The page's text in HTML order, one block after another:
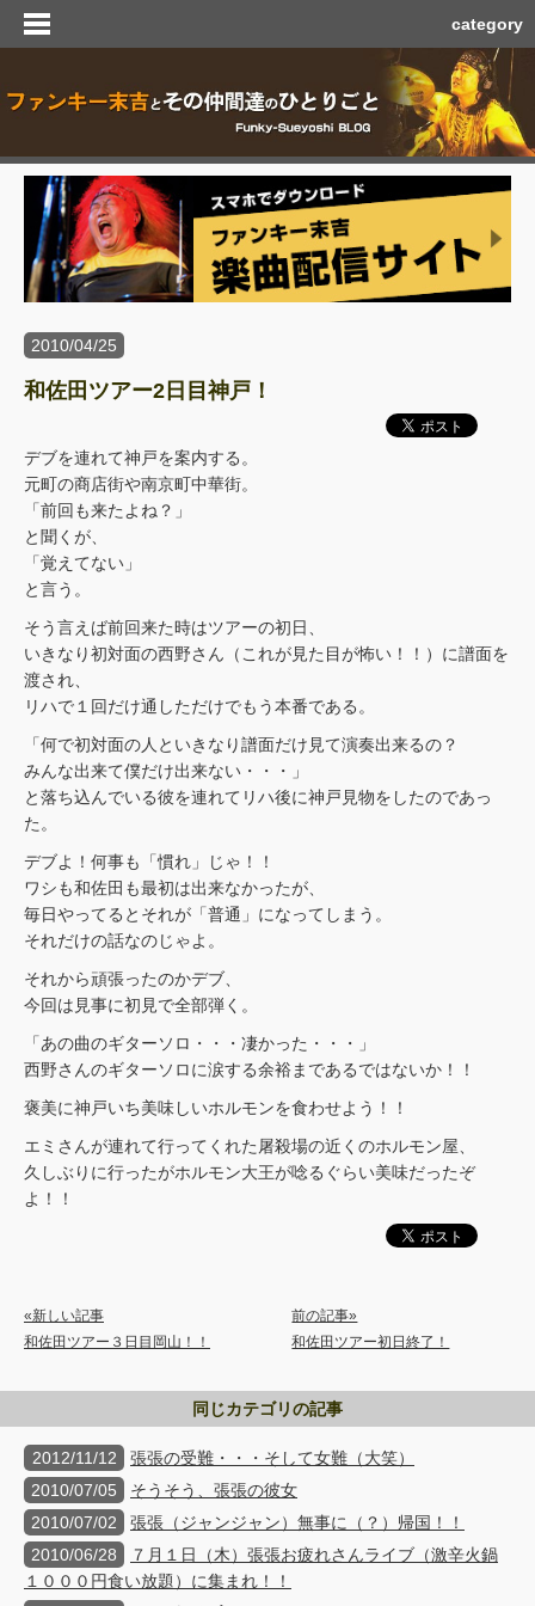
category
2010/04/25
和佐田ツアー2日目神戸！
デブを連れて神戸を案内する。
元町の商店街や南京町中華街。
「前回も来たよね？」
と聞くが、
「覚えてない」
と言う。
そう言えば前回来た時はツアーの初日、
いきなり初対面の西野さん（これが見た目が怖い！！）に譜面を
渡され、
リハで１回だけ通しただけでもう本番である。
「何で初対面の人といきなり譜面だけ見て演奏出来るの？
みんな出来て僕だけ出来ない・・・」
と落ち込んでいる彼を連れてリハ後に神戸見物をしたのであっ
た。
デブよ！何事も「慣れ」じゃ！！
ワシも和佐田も最初は出来なかったが、
毎日やってるとそれが「普通」になってしまう。
それだけの話なのじゃよ。
それから頑張ったのかデブ、
今回は見事に初見で全部弾く。
「あの曲のギターソロ・・・凄かった・・・」
西野さんのギターソロに涙する余裕まであるではないか！！
褒美に神戸いち美味しいホルモンを食わせよう！！
エミさんが連れて行ってくれた屠殺場の近くのホルモン屋、
久しぶりに行ったがホルモン大王が唸るぐらい美味だったぞ
よ！！
«新しい記事
和佐田ツアー３日目岡山！！
前の記事»
和佐田ツアー初日終了！
同じカテゴリの記事
2012/11/12
張張の受難・・・そして女難（大笑）
2010/07/05
そうそう、張張の彼女
2010/07/02
張張（ジャンジャン）無事に（？）帰国！！
2010/06/28
７月１日（木）張張お疲れさんライブ（激辛火鍋
１０００円食い放題）に集まれ！！